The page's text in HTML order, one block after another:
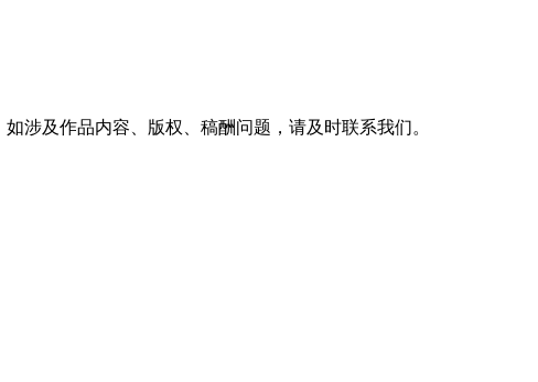
涉及作品内容、版权、稿酬问题，请及时联系我们。